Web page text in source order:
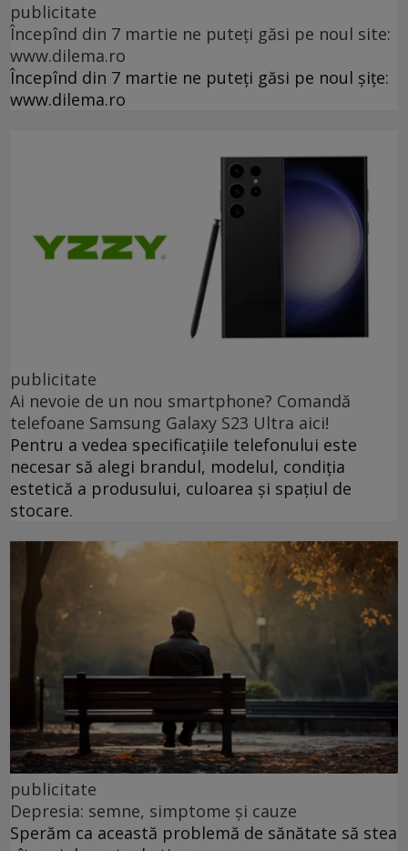
publicitate
Începînd din 7 martie ne puteți găsi pe noul site:
www.dilema.ro
Începînd din 7 martie ne puteți găsi pe noul șițe:
www.dilema.ro
publicitate
Ai nevoie de un nou smartphone? Comandă
telefoane Samsung Galaxy S23 Ultra aici!
Pentru a vedea specificațiile telefonului este
necesar să alegi brandul, modelul, condiția
estetică a produsului, culoarea și spațiul de
stocare.
publicitate
Depresia: semne, simptome și cauze
Sperăm ca această problemă de sănătate să stea